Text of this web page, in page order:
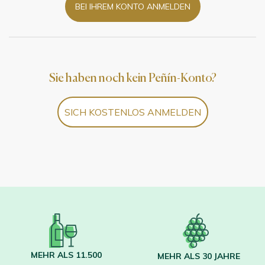
BEI IHREM KONTO ANMELDEN
Sie haben noch kein Peñín-Konto?
SICH KOSTENLOS ANMELDEN
MEHR ALS 11.500
MEHR ALS 30 JAHRE